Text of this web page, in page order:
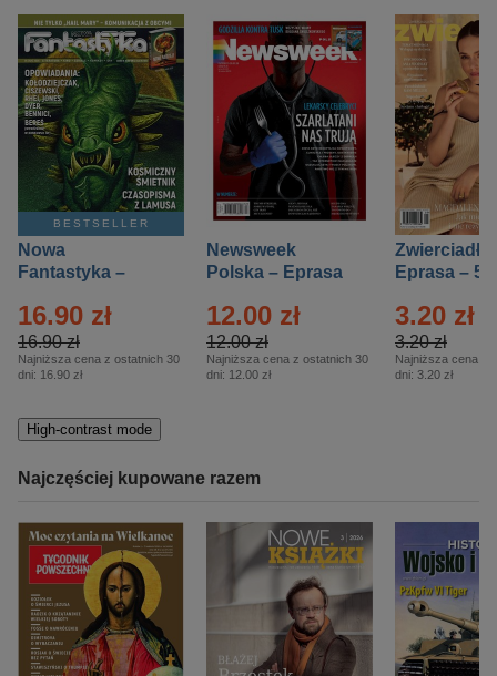
BESTSELLER
Nowa
Fantastyka –
16.90 zł
16.90 zł
Najniższa cena z ostatnich 30
dni: 16.90 zł
Newsweek
Polska – Eprasa
12.00 zł
12.00 zł
Najniższa cena z ostatnich 30
dni: 12.00 zł
Zwierciadło
Eprasa – 5/
3.20 zł
3.20 zł
Najniższa cena z
dni: 3.20 zł
High-contrast mode
Najczęściej kupowane razem